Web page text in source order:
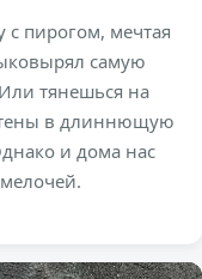
с пирогом, мечтая
самую
тянешься на
в длиннющую
и дома нас